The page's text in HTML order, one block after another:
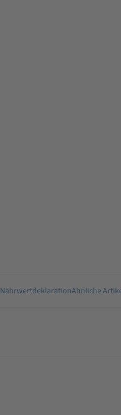
NährwertdeklarationÄhnliche